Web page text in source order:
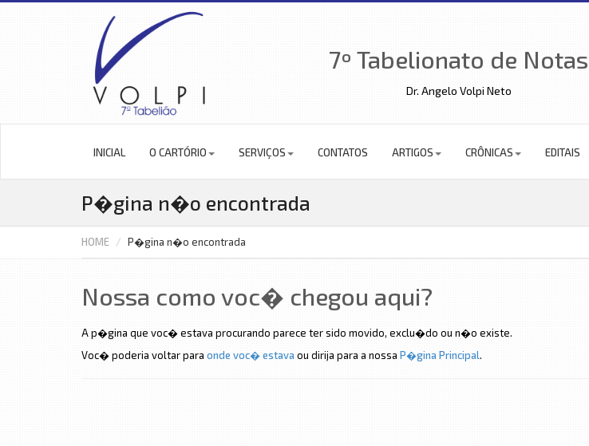
7º Tabelionato de Notas
Dr. Angelo Volpi Neto
INICIAL O CARTÓRIO SERVIÇOS CONTATOS ARTIGOS CRÔNICAS EDITAIS
P�gina n�o encontrada
HOME P�gina n�o encontrada
Nossa como voc� chegou aqui?
A p�gina que voc� estava procurando parece ter sido movido, exclu�do ou n�o existe.
Voc� poderia voltar para onde voc� estava ou dirija para a nossa P�gina Principal.